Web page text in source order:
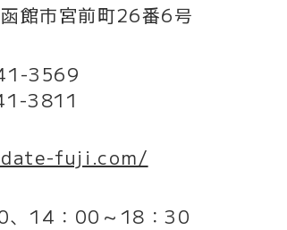
館市宮前町26番6号
3569
3811
fuji.com/
、14：00～18：30